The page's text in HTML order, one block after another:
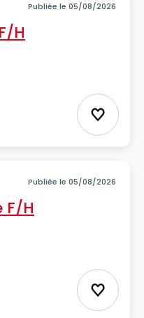
Publiée le 05/08/2026
H
Ajouter
Publiée le 05/08/2026
F/H
Ajouter